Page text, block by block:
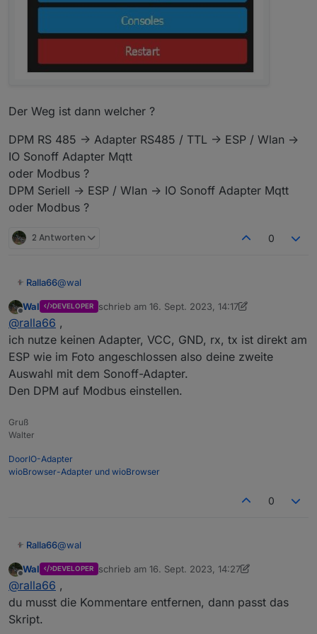
Der Weg ist dann welcher ?
DPM RS 485 -> Adapter RS485 / TTL -> ESP / Wlan ->
IO Sonoff Adapter Mqtt
oder Modbus ?
DPM Seriell -> ESP / Wlan -> IO Sonoff Adapter Mqtt
oder Modbus ?
2 Antworten 0
Ralla66@wal
Habe nur einen ESP8266 hier, dafür war das Script zu
Die ersten Zeilen im Script gelöscht ergibt dann :
Offline
Wal DEVELOPER schrieb am 16. Sept. 2023, 14:17
zuletzt editiert von Wal
@ralla66 ,
ich nutze keinen Adapter, VCC, GND, rx, tx ist direkt am
ESP wie im Foto angeschlossen also deine zweite
Auswahl mit dem Sonoff-Adapter.
Den DPM auf Modbus einstellen.
Gruß
Walter
DoorIO-Adapter
wioBrowser-Adapter und wioBrowser
0
Ralla66@wal
Habe nur einen ESP8266 hier, dafür war das Script zu
Die ersten Zeilen im Script gelöscht ergibt dann :
Offline
Wal DEVELOPER schrieb am 16. Sept. 2023, 14:27
zuletzt editiert von Wal
@ralla66 ,
du musst die Kommentare entfernen, dann passt das
Skript.